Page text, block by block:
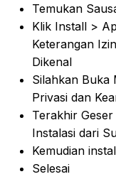
Temukan
Klik Install >
Keterangan
Dikenal
Silahkan Buka
Privasi dan
Terakhir
Instalasi dari
Kemudian
Selesai